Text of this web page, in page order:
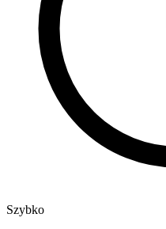
Szybko